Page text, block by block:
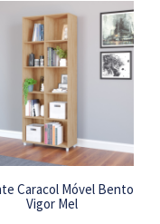
Caracol Móvel Bento
Vigor Mel